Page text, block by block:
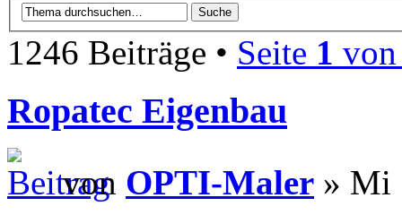
1246 Beiträge • Seite 1
Ropatec Eigenbau
von OPTI-Maler » Mi